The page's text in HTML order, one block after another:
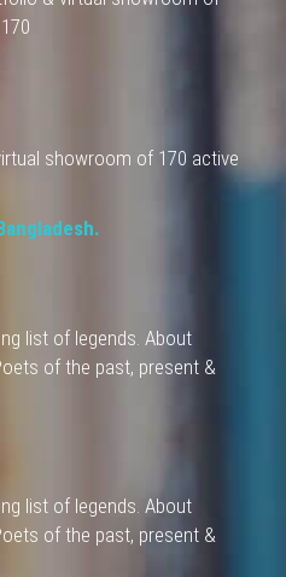
170
showroom of 170 active
list of legends. About
of the past, present &
list of legends. About
of the past, present &